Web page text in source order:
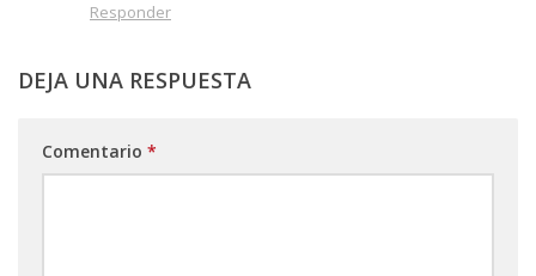
Responder
DEJA UNA RESPUESTA
Comentario *